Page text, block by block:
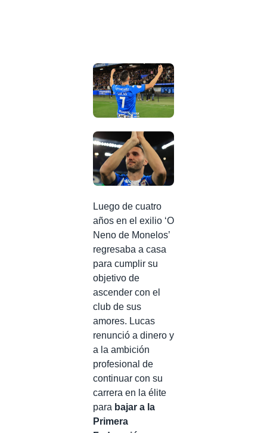
Luego de cuatro
años en el exilio ‘O
Neno de Monelos’
regresaba a casa
para cumplir su
objetivo de
ascender con el
club de sus
amores. Lucas
renunció a dinero y
a la ambición
profesional de
continuar con su
carrera en la élite
para bajar a la
Primera